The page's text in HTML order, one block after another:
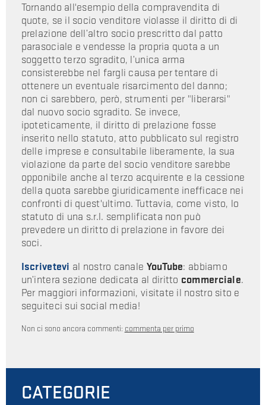
Tornando all'esempio della compravendita di
quote, se il socio venditore violasse il diritto di di
prelazione dell’altro socio prescritto dal patto
parasociale e vendesse la propria quota a un
soggetto terzo sgradito, l’unica arma
consisterebbe nel fargli causa per tentare di
ottenere un eventuale risarcimento del danno;
non ci sarebbero, però, strumenti per "liberarsi"
dal nuovo socio sgradito. Se invece,
ipoteticamente, il diritto di prelazione fosse
inserito nello statuto, atto pubblicato sul registro
delle imprese e consultabile liberamente, la sua
violazione da parte del socio venditore sarebbe
opponibile anche al terzo acquirente e la cessione
della quota sarebbe giuridicamente inefficace nei
confronti di quest'ultimo. Tuttavia, come visto, lo
statuto di una s.r.l. semplificata non può
prevedere un diritto di prelazione in favore dei
soci.
Iscrivetevi al nostro canale YouTube: abbiamo
un’intera sezione dedicata al diritto commerciale.
Per maggiori informazioni, visitate il nostro sito e
seguiteci sui social media!
Non ci sono ancora commenti: commenta per primo
CATEGORIE